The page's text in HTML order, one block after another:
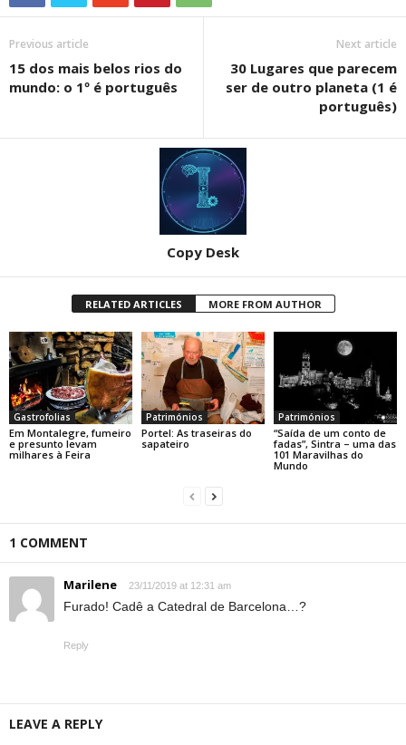
Previous article
15 dos mais belos rios do
mundo: o 1º é português
Next article
30 Lugares que parecem
ser de outro planeta (1 é
português)
Copy Desk
RELATED ARTICLES MORE FROM AUTHOR
Gastrofolias
Em Montalegre, fumeiro
e presunto levam
milhares à Feira
Patrimónios
Portel: As traseiras do
sapateiro
Patrimónios
“Saída de um conto de
fadas”, Sintra – uma das
101 Maravilhas do
Mundo
1 COMMENT
Marilene 23/11/2019 at 12:31 am
Furado! Cadê a Catedral de Barcelona…?
Reply
LEAVE A REPLY